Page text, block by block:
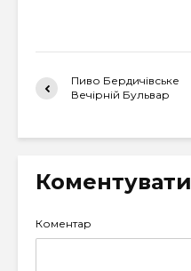
Пиво Бердичівське
Вечірній Бульвар
Коментувати
Коментар